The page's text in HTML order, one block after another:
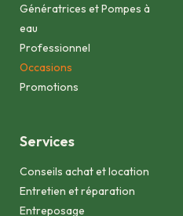
Génératrices et Pompes à
eau
Professionnel
Occasions
Promotions
Services
Conseils achat et location
Entretien et réparation
Entreposage